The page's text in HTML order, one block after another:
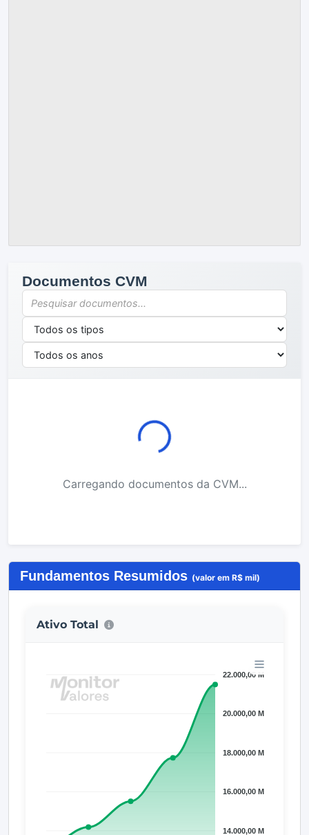
Documentos CVM
Carregando documentos da CVM...
Fundamentos Resumidos (valor em R$ mil)